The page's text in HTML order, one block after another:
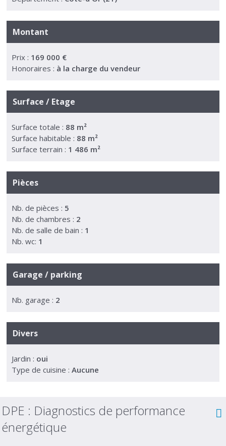
Montant
Prix : 169 000 €
Honoraires : à la charge du vendeur
Surface / Etage
Surface totale : 88 m²
Surface habitable : 88 m²
Surface terrain : 1 486 m²
Pièces
Nb. de pièces : 5
Nb. de chambres : 2
Nb. de salle de bain : 1
Nb. wc: 1
Garage / parking
Nb. garage : 2
Divers
Jardin : oui
Type de cuisine : Aucune
DPE : Diagnostics de performance
énergétique